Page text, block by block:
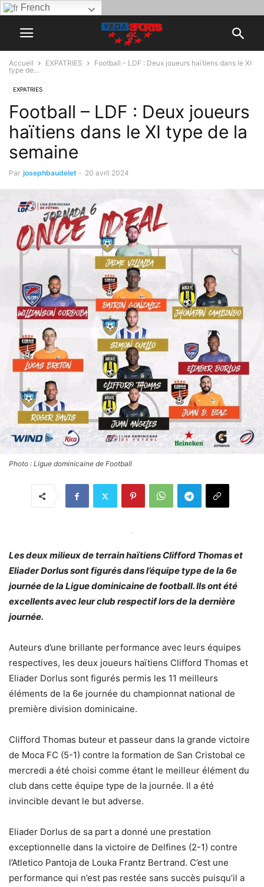
French
Accueil EXPATRIES
Football – LDF : Deux joueurs haïtiens dans le XI
type de...
EXPATRIES
Football – LDF : Deux joueurs
haïtiens dans le XI type de la
semaine
Par josephbaudelet - 20 avril 2024
Photo : Ligue dominicaine de Football
Les deux milieux de terrain haïtiens Clifford Thomas et
Eliader Dorlus sont figurés dans l’équipe type de la 6e
journée de la Ligue dominicaine de football. Ils ont été
excellents avec leur club respectif lors de la dernière
journée.
Auteurs d’une brillante performance avec leurs équipes
respectives, les deux joueurs haïtiens Clifford Thomas et
Eliader Dorlus sont figurés permis les 11 meilleurs
éléments de la 6e journée du championnat national de
première division dominicaine.
Clifford Thomas buteur et passeur dans la grande victoire
de Moca FC (5-1) contre la formation de San Cristobal ce
mercredi a été choisi comme étant le meilleur élément du
club dans cette équipe type de la journée. Il a été
invincible devant le but adverse.
Eliader Dorlus de sa part a donné une prestation
exceptionnelle dans la victoire de Delfines (2-1) contre
l’Atletico Pantoja de Louka Frantz Bertrand. C’est une
performance qui n’est pas restée sans succès puisqu’il a